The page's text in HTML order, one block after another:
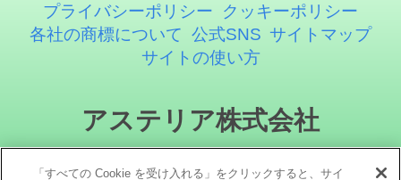
プライバシーポリシー
クッキーポリシー
各社の商標について 公式SNS サイトマップ
サイトの使い方
アステリア株式会社
「すべての Cookie を受け入れる」をクリックすると、サイ